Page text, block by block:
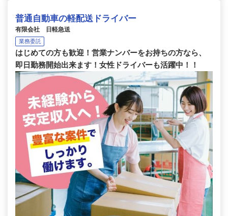
普通自動車の軽配送ドライバー
有限会社 日軽急送
業務委託
はじめての方も歓迎！営業ナンバーをお持ちの方なら、
即日勤務開始出来ます！女性ドライバーも活躍中！！